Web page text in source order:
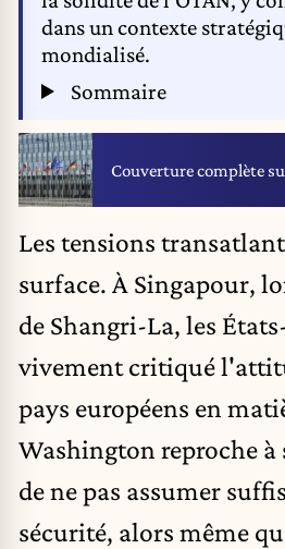
dans un contexte
mondialisé.
Sommaire
Couverture complète
Les tensions
surface. À Singapour,
de Shangri-La, les
vivement critiqué
pays européens en
Washington reproche à
de ne pas assumer
sécurité, alors même